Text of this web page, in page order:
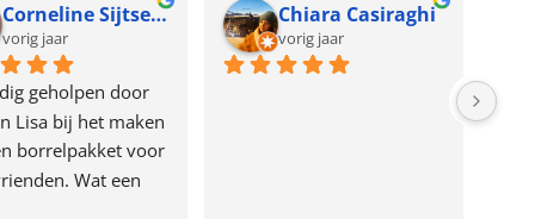
Corneline Sijtsema
vorig jaar
geholpen door
Lisa bij het maken
borrelpakket voor
Wat een
Chiara Casiraghi
vorig jaar